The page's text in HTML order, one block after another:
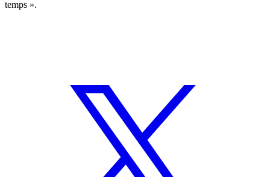
temps ».